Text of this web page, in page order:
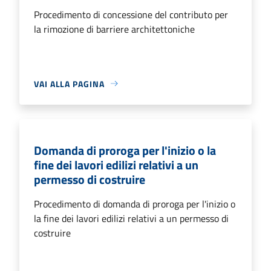
Procedimento di concessione del contributo per
la rimozione di barriere architettoniche
VAI ALLA PAGINA
Domanda di proroga per l'inizio o la
fine dei lavori edilizi relativi a un
permesso di costruire
Procedimento di domanda di proroga per l'inizio o
la fine dei lavori edilizi relativi a un permesso di
costruire